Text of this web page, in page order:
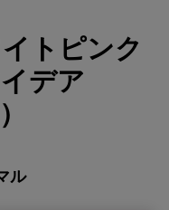
トピンク
デア
ル